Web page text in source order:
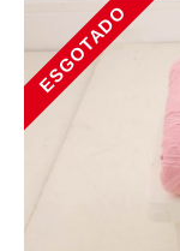
ESGOTADO